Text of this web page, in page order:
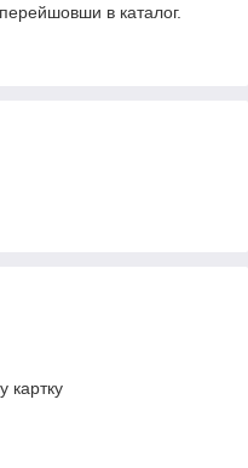
в каталог.
картку